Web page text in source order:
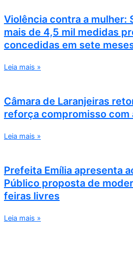
Violência contra a mulher:
mais de 4,5 mil medidas
concedidas em sete
Leia mais »
Câmara de Laranjeiras
reforça compromisso com
Leia mais »
Prefeita Emília apresenta
Público proposta de
feiras livres
Leia mais »